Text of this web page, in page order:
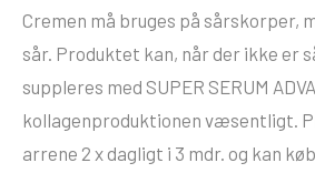
Cremen må bruges på sårskorper,
sår. Produktet kan, når der ikke er
suppleres med SUPER SERUM
kollagenproduktionen væsentligt.
arrene 2 x dagligt i 3 mdr. og kan